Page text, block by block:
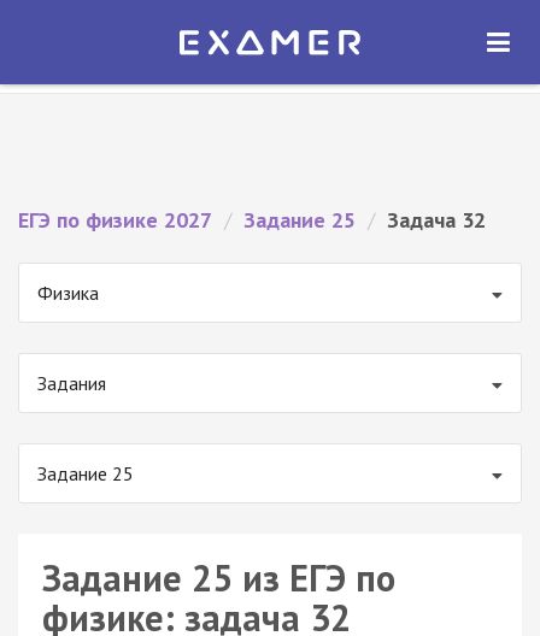
Экзамер — ЕГЭ 2027
ОТКРЫТЬ
ЕГЭ по физике 2027 / Задание 25 / Задача 32
Физика
Задания
Задание 25
Задание 25 из ЕГЭ по
физике: задача 32